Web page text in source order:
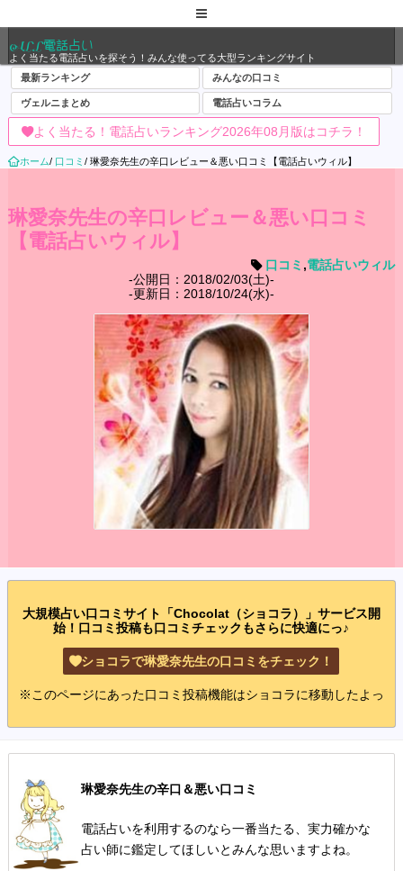
ALL電話占い
よく当たる電話占いを探そう！みんな使ってる大型ランキングサイト
最新ランキング
みんなの口コミ
ヴェルニまとめ 電話占いコラム
よく当たる！電話占いランキング2026年08月版はコチラ！
ホーム/ 口コミ / 琳愛奈先生の辛口レビュー＆悪い口コミ【電話占いウィル】
琳愛奈先生の辛口レビュー＆悪い口コミ
【電話占いウィル】
口コミ ,電話占いウィル
公開日：2018/02/03(土)
更新日：2018/10/24(水)
大規模占い口コミサイト「Chocolat（ショコラ）」サービス開
始！口コミ投稿も口コミチェックもさらに快適にっ♪
ショコラで琳愛奈先生の口コミをチェック！
※このページにあった口コミ投稿機能はショコラに移動したよっ
琳愛奈先生の辛口＆悪い口コミ
電話占いを利用するのなら一番当たる、実力確かな
占い師に鑑定してほしいとみんな思いますよね。